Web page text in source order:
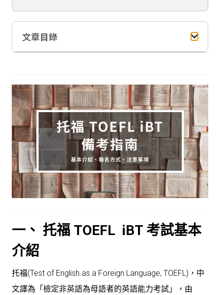
文章目錄
一、 托福 TOEFL iBT 考試基本
介紹
托福(Test of English as a Foreign Language, TOEFL)，中
文譯為「檢定非英語為母語者的英語能力考試」，由